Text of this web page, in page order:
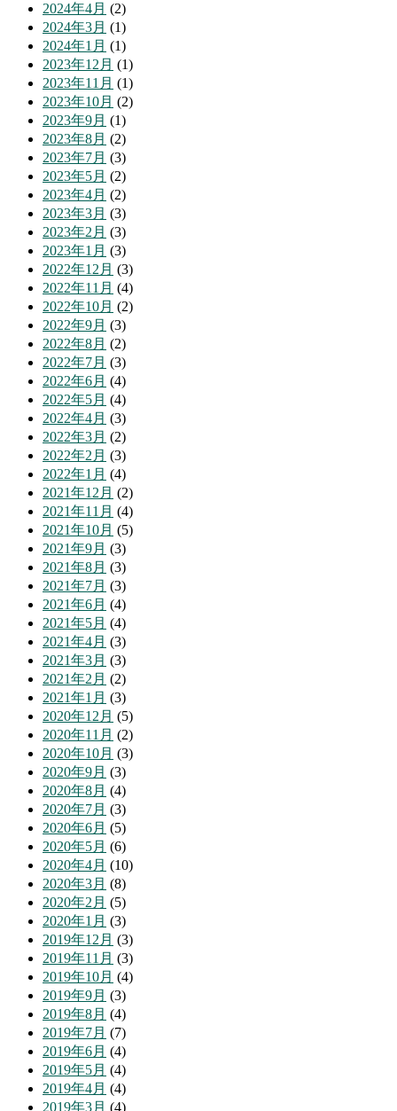
2024年4月 (2)
2024年3月 (1)
2024年1月 (1)
2023年12月 (1)
2023年11月 (1)
2023年10月 (2)
2023年9月 (1)
2023年8月 (2)
2023年7月 (3)
2023年5月 (2)
2023年4月 (2)
2023年3月 (3)
2023年2月 (3)
2023年1月 (3)
2022年12月 (3)
2022年11月 (4)
2022年10月 (2)
2022年9月 (3)
2022年8月 (2)
2022年7月 (3)
2022年6月 (4)
2022年5月 (4)
2022年4月 (3)
2022年3月 (2)
2022年2月 (3)
2022年1月 (4)
2021年12月 (2)
2021年11月 (4)
2021年10月 (5)
2021年9月 (3)
2021年8月 (3)
2021年7月 (3)
2021年6月 (4)
2021年5月 (4)
2021年4月 (3)
2021年3月 (3)
2021年2月 (2)
2021年1月 (3)
2020年12月 (5)
2020年11月 (2)
2020年10月 (3)
2020年9月 (3)
2020年8月 (4)
2020年7月 (3)
2020年6月 (5)
2020年5月 (6)
2020年4月 (10)
2020年3月 (8)
2020年2月 (5)
2020年1月 (3)
2019年12月 (3)
2019年11月 (3)
2019年10月 (4)
2019年9月 (3)
2019年8月 (4)
2019年7月 (7)
2019年6月 (4)
2019年5月 (4)
2019年4月 (4)
2019年3月 (4)